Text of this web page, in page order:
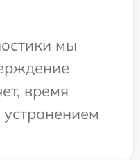
мы
время